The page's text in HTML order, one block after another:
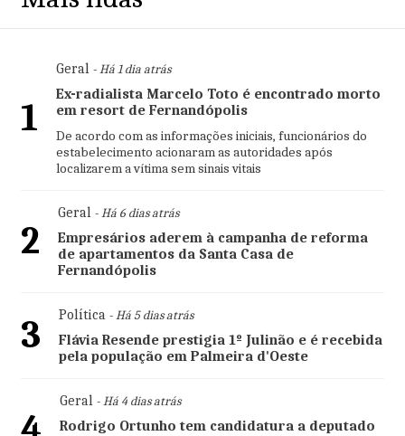
1
Geral- Há 1 dia atrás
Ex-radialista Marcelo Toto é encontrado morto
em resort de Fernandópolis
De acordo com as informações iniciais, funcionários do
estabelecimento acionaram as autoridades após
localizarem a vítima sem sinais vitais
2
Geral- Há 6 dias atrás
Empresários aderem à campanha de reforma
de apartamentos da Santa Casa de
Fernandópolis
3 Política- Há 5 dias atrás
Flávia Resende prestigia 1º Julinão e é recebida
pela população em Palmeira d'Oeste
Geral- Há 4 dias atrás
Rodrigo Ortunho tem candidatura a deputado